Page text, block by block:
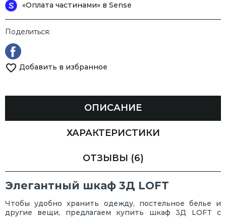
«Оплата частинами» в Sense
Поделиться:
Добавить в избранное
ОПИСАНИЕ
ХАРАКТЕРИСТИКИ
ОТЗЫВЫ (6)
Элегантный шкаф 3Д LOFT
Чтобы удобно хранить одежду, постельное белье и
другие вещи, предлагаем купить шкаф 3Д LOFT с